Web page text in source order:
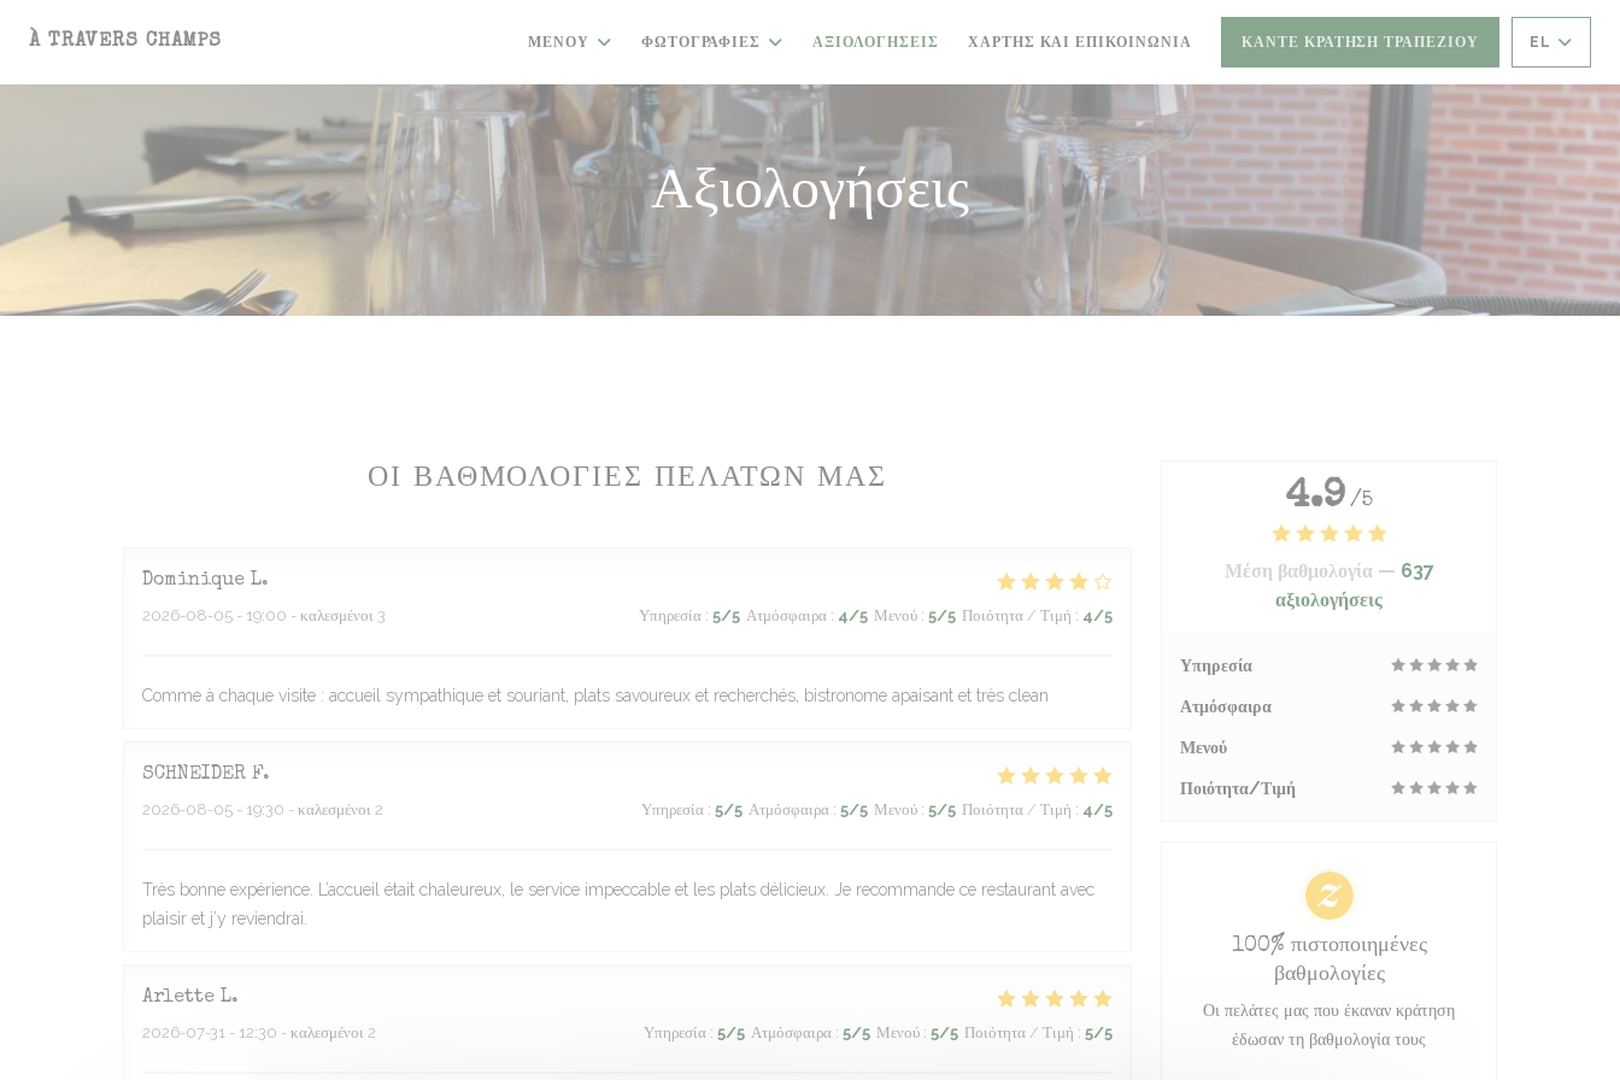
À TRAVERS CHAMPS ΜΕΝΟΎ ΦΩΤΟΓΡΑΦΊΕΣ ΑΞΙΟΛΟΓΉΣΕΙΣ ΧΆΡΤΗΣ ΚΑΙ ΕΠΙΚΟΙΝΩΝΊΑ ΚΆΝΤΕ ΚΡΆΤΗΣΗ ΤΡΑΠΕΖΙΟΎ EL
Αξιολογήσεις
ΟΙ ΒΑΘΜΟΛΟΓΊΕΣ ΠΕΛΑΤΏΝ ΜΑΣ
Dominique L
2026-08-05 - 19:00 - καλεσμένοι 3 Υπηρεσία : 5/5 Ατμόσφαιρα : 4/5 Μενού : 5/5 Ποιότητα / Τιμή : 4/5
Comme à chaque visite : accueil sympathique et souriant, plats savoureux et recherchés, bistronome apaisant et très clean
SCHNEIDER F
2026-08-05 - 19:30 - καλεσμένοι 2 Υπηρεσία : 5/5 Ατμόσφαιρα : 5/5 Μενού : 5/5 Ποιότητα / Τιμή : 4/5
Très bonne expérience. L’accueil était chaleureux, le service impeccable et les plats délicieux. Je recommande ce restaurant avec
plaisir et j’y reviendrai.
Arlette L
2026-07-31 - 12:30 - καλεσμένοι 2 Υπηρεσία : 5/5 Ατμόσφαιρα : 5/5 Μενού : 5/5 Ποιότητα / Τιμή : 5/5
4.9 /5
Μέση βαθμολογία — 637
αξιολογήσεις
Υπηρεσία
Ατμόσφαιρα
Μενού
Ποιότητα/Τιμή
100% πιστοποιημένες
βαθμολογίες
Οι πελάτες μας που έκαναν κράτηση
έδωσαν τη βαθμολογία τους